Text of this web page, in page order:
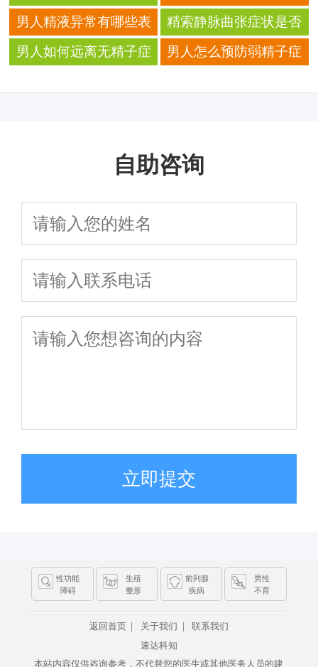
吗？ 细数包皮龟头炎的
危害
呢？
男人精液异常有哪些表
现
精索静脉曲张症状是否
明显
男人如何远离无精子症 男人怎么预防弱精子症
自助咨询
立即提交
性功能
障碍
生殖
整形
前列腺
疾病
男性
不育
返回首页 | 关于我们 |
联系我们
速达科知
本站内容仅供咨询参考，不代替您的医生或其他医务人员的建